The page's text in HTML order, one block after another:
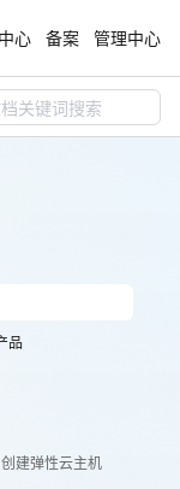
磅
心 备案 管理中心
品
建弹性云主机